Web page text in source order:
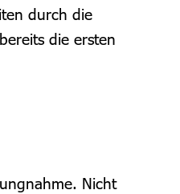
durch die
die ersten
Nicht